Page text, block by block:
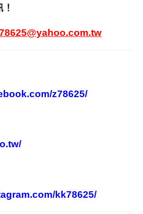
z78625/
kk78625/